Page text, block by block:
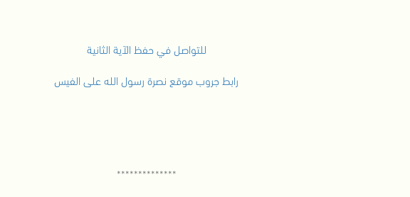
للتواصل في حفظ الآية الثانية
رابط جروب موقع نصرة رسول الله على الفيس
**************